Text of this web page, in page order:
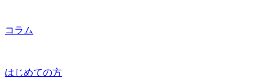
コラム
はじめての方